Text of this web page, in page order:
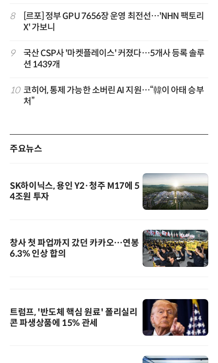
8
[르포] 정부 GPU 7656장 운영 최전선…'NHN 팩토리
X' 가보니
9
국산 CSP사 '마켓플레이스' 커졌다…5개사 등록 솔루
션 1439개
10 코히어, 통제 가능한 소버린 AI 지원…“韓이 아태 승부
처”
주요뉴스
SK하이닉스, 용인 Y2·청주 M17에 5
4조원 투자
창사 첫 파업까지 갔던 카카오…연봉
6.3% 인상 합의
트럼프, '반도체 핵심 원료' 폴리실리
콘 파생상품에 15% 관세